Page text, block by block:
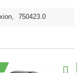
, 750423.0